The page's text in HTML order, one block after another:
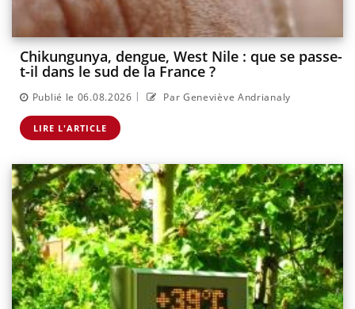
Chikungunya, dengue, West Nile : que se passe-
t-il dans le sud de la France ?
Publié le 06.08.2026 | Par Geneviève Andrianaly
LIRE L'ARTICLE